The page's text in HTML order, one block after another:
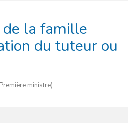
la famille
du tuteur ou
ministre)